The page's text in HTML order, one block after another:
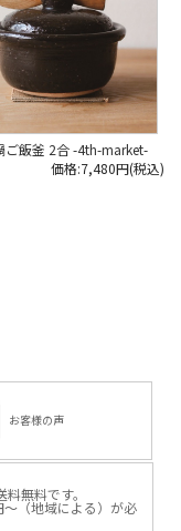
ご飯釜 2合 -4th-market-
価格:7,480円(税込)
お客様の声
無料です。
（地域による）が必